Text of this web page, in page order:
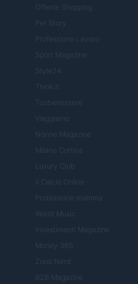
Offerte Shopping
Pet Story
Professione Lavoro
Sport Magazine
Style24
Think.it
Tuobenessere
Viaggiamo
Nonne Magazine
Milano Cortina
Luxury Club
Il Calcio Online
Professione mamma
World Music
Investimenti Magazine
Money 365
Zona Nerd
B2B Magazine